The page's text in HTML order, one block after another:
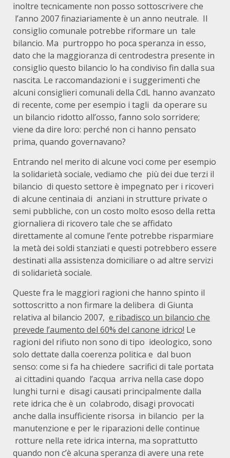
inoltre tecnicamente non posso sottoscrivere che
l’anno 2007 finaziariamente è un anno neutrale. Il
consiglio comunale potrebbe riformare un tale
bilancio. Ma purtroppo ho poca speranza in esso,
dato che la maggioranza di centrodestra presente in
consiglio questo bilancio lo ha condiviso fin dalla sua
nascita. Le raccomandazioni e i suggerimenti che
alcuni consiglieri comunali della CdL hanno avanzato
di recente, come per esempio i tagli da operare su
un bilancio ridotto all’osso, fanno solo sorridere;
viene da dire loro: perché non ci hanno pensato
prima, quando governavano?
Entrando nel merito di alcune voci come per esempio
la solidarietà sociale, vediamo che più dei due terzi il
bilancio di questo settore è impegnato per i ricoveri
di alcune centinaia di anziani in strutture private o
semi pubbliche, con un costo molto esoso della retta
giornaliera di ricovero tale che se affidato
direttamente al comune l’ente potrebbe risparmiare
la metà dei soldi stanziati e questi potrebbero essere
destinati alla assistenza domiciliare o ad altre servizi
di solidarietà sociale.
Queste fra le maggiori ragioni che hanno spinto il
sottoscritto a non firmare la delibera di Giunta
relativa al bilancio 2007, e ribadisco un bilancio che
prevede l’aumento del 60% del canone idrico! Le
ragioni del rifiuto non sono di tipo ideologico, sono
solo dettate dalla coerenza politica e dal buon
senso: come si fa ha chiedere sacrifici di tale portata
ai cittadini quando l’acqua arriva nella case dopo
lunghi turni e disagi causati principalmente dalla
rete idrica che è un colabrodo, disagi provocati
anche dalla insufficiente risorsa in bilancio per la
manutenzione e per le riparazioni delle continue
rotture nella rete idrica interna, ma soprattutto
quando non c’è alcuna speranza di avere una rete